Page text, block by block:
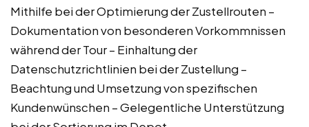
Mithilfe bei der Optimierung der Zustellrouten –
Dokumentation von besonderen Vorkommnissen
während der Tour – Einhaltung der
Datenschutzrichtlinien bei der Zustellung –
Beachtung und Umsetzung von spezifischen
Kundenwünschen – Gelegentliche Unterstützung